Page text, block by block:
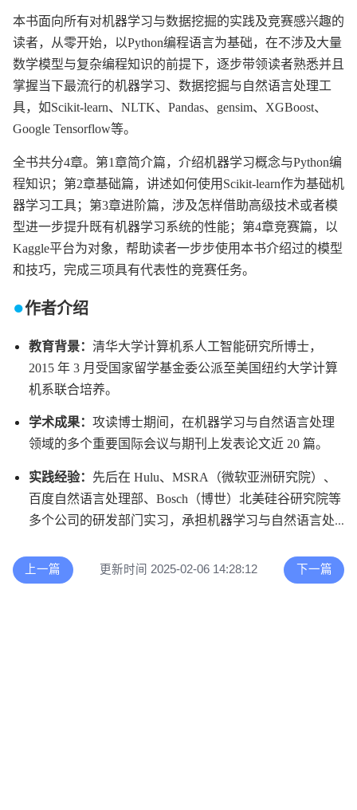
本书面向所有对机器学习与数据挖掘的实践及竞赛感兴趣的
读者，从零开始，以Python编程语言为基础，在不涉及大量
数学模型与复杂编程知识的前提下，逐步带领读者熟悉并且
掌握当下最流行的机器学习、数据挖掘与自然语言处理工
具，如Scikit-learn、NLTK、Pandas、gensim、XGBoost、
Google Tensorflow等。
全书共分4章。第1章简介篇，介绍机器学习概念与Python编
程知识；第2章基础篇，讲述如何使用Scikit-learn作为基础机
器学习工具；第3章进阶篇，涉及怎样借助高级技术或者模
型进一步提升既有机器学习系统的性能；第4章竞赛篇，以
Kaggle平台为对象，帮助读者一步步使用本书介绍过的模型
和技巧，完成三项具有代表性的竞赛任务。
●作者介绍
教育背景： 清华大学计算机系人工智能研究所博士，
2015 年 3 月受国家留学基金委公派至美国纽约大学计算
机系联合培养。
学术成果： 攻读博士期间，在机器学习与自然语言处理
领域的多个重要国际会议与期刊上发表论文近 20 篇。
实践经验： 先后在 Hulu、MSRA（微软亚洲研究院）、
百度自然语言处理部、Bosch（博世）北美硅谷研究院等
多个公司的研发部门实习，承担机器学习与自然语言处
上一篇 更新时间 2025-02-06 14:28:12 下一篇